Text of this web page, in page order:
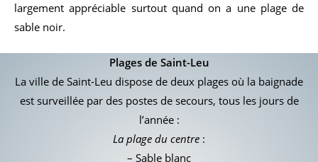
largement appréciable surtout quand on a une plage de
sable noir.
Plages de Saint-Leu
La ville de Saint-Leu dispose de deux plages où la baignade
est surveillée par des postes de secours, tous les jours de
l’année :
La plage du centre :
– Sable blanc